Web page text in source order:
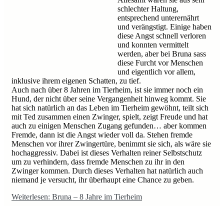
schlechter Haltung,
entsprechend unterernährt
und verängstigt. Einige haben
diese Angst schnell verloren
und konnten vermittelt
werden, aber bei Bruna sass
diese Furcht vor Menschen
und eigentlich vor allem,
inklusive ihrem eigenen Schatten, zu tief.
Auch nach über 8 Jahren im Tierheim, ist sie immer noch ein
Hund, der nicht über seine Vergangenheit hinweg kommt. Sie
hat sich natürlich an das Leben im Tierheim gewöhnt, teilt sich
mit Ted zusammen einen Zwinger, spielt, zeigt Freude und hat
auch zu einigen Menschen Zugang gefunden… aber kommen
Fremde, dann ist die Angst wieder voll da. Stehen fremde
Menschen vor ihrer Zwingertüre, benimmt sie sich, als wäre sie
hochaggressiv. Dabei ist dieses Verhalten reiner Selbstschutz
um zu verhindern, dass fremde Menschen zu ihr in den
Zwinger kommen. Durch dieses Verhalten hat natürlich auch
niemand je versucht, ihr überhaupt eine Chance zu geben.
Weiterlesen: Bruna – 8 Jahre im Tierheim